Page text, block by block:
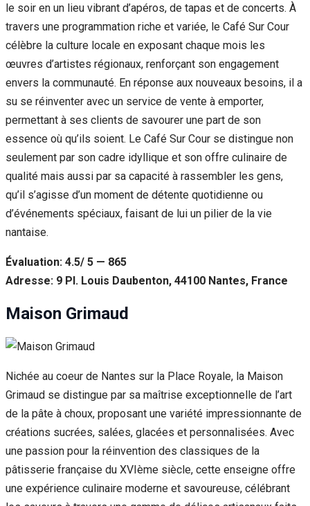
le soir en un lieu vibrant d’apéros, de tapas et de concerts. À
travers une programmation riche et variée, le Café Sur Cour
célèbre la culture locale en exposant chaque mois les
œuvres d’artistes régionaux, renforçant son engagement
envers la communauté. En réponse aux nouveaux besoins, il a
su se réinventer avec un service de vente à emporter,
permettant à ses clients de savourer une part de son
essence où qu’ils soient. Le Café Sur Cour se distingue non
seulement par son cadre idyllique et son offre culinaire de
qualité mais aussi par sa capacité à rassembler les gens,
qu’il s’agisse d’un moment de détente quotidienne ou
d’événements spéciaux, faisant de lui un pilier de la vie
nantaise.
Évaluation: 4.5/ 5 — 865
Adresse: 9 Pl. Louis Daubenton, 44100 Nantes, France
Maison Grimaud
Nichée au coeur de Nantes sur la Place Royale, la Maison
Grimaud se distingue par sa maîtrise exceptionnelle de l’art
de la pâte à choux, proposant une variété impressionnante de
créations sucrées, salées, glacées et personnalisées. Avec
une passion pour la réinvention des classiques de la
pâtisserie française du XVIème siècle, cette enseigne offre
une expérience culinaire moderne et savoureuse, célébrant